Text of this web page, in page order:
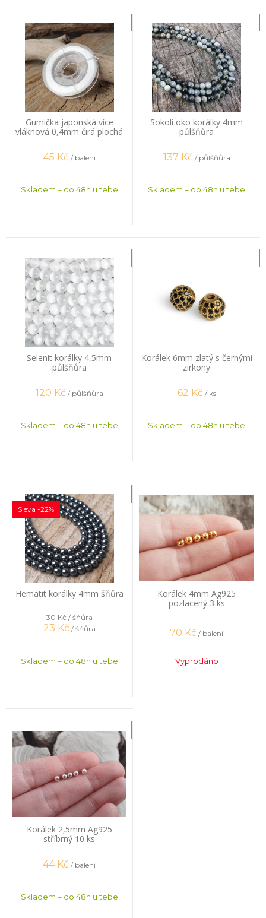
Gumička japonská více
vláknová 0,4mm čirá plochá
45 Kč / balení
Skladem – do 48h u tebe
Sokolí oko korálky 4mm
půlšňůra
137 Kč / půlšňůra
Skladem – do 48h u tebe
Selenit korálky 4,5mm
půlšňůra
120 Kč / půlšňůra
Skladem – do 48h u tebe
Korálek 6mm zlatý s černými
zirkony
62 Kč / ks
Skladem – do 48h u tebe
Hematit korálky 4mm šňůra
Sleva -22%
30 Kč/ šňůra
23 Kč / šňůra
Skladem – do 48h u tebe
Korálek 4mm Ag925
pozlacený 3 ks
70 Kč / balení
Vyprodáno
Korálek 2,5mm Ag925
stříbrný 10 ks
44 Kč / balení
Skladem – do 48h u tebe